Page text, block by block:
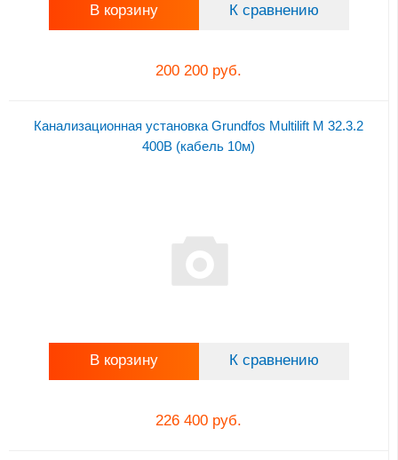
В корзину К сравнению
200 200 руб.
Канализационная установка Grundfos Multilift M 32.3.2
400В (кабель 10м)
В корзину К сравнению
226 400 руб.